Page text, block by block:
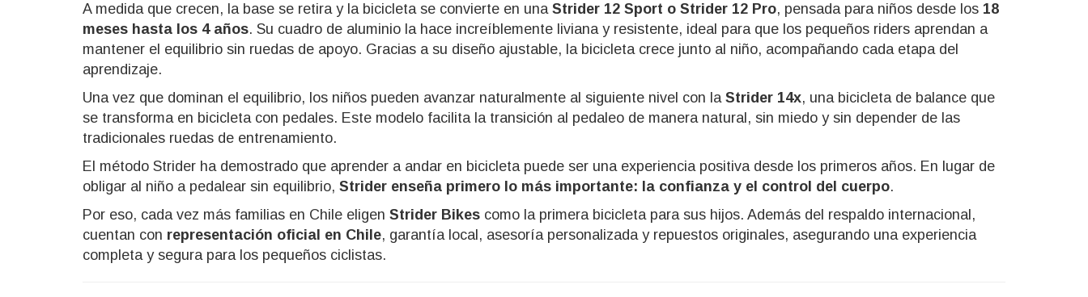
A medida que crecen, la base se retira y la bicicleta se convierte en una Strider 12 Sport o Strider 12 Pro, pensada para niños desde los 18
meses hasta los 4 años. Su cuadro de aluminio la hace increíblemente liviana y resistente, ideal para que los pequeños riders aprendan a
mantener el equilibrio sin ruedas de apoyo. Gracias a su diseño ajustable, la bicicleta crece junto al niño, acompañando cada etapa del
aprendizaje.
Una vez que dominan el equilibrio, los niños pueden avanzar naturalmente al siguiente nivel con la Strider 14x, una bicicleta de balance que
se transforma en bicicleta con pedales. Este modelo facilita la transición al pedaleo de manera natural, sin miedo y sin depender de las
tradicionales ruedas de entrenamiento.
El método Strider ha demostrado que aprender a andar en bicicleta puede ser una experiencia positiva desde los primeros años. En lugar de
obligar al niño a pedalear sin equilibrio, Strider enseña primero lo más importante: la confianza y el control del cuerpo.
Por eso, cada vez más familias en Chile eligen Strider Bikes como la primera bicicleta para sus hijos. Además del respaldo internacional,
cuentan con representación oficial en Chile, garantía local, asesoría personalizada y repuestos originales, asegurando una experiencia
completa y segura para los pequeños ciclistas.